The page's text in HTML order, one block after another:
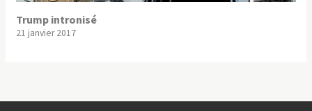
Trump intronisé
21 janvier 2017